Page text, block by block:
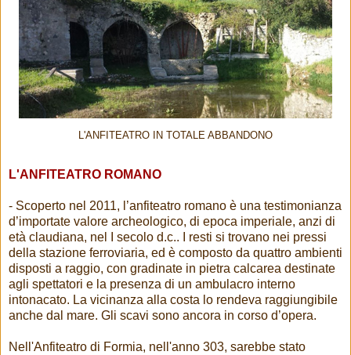
L'ANFITEATRO IN TOTALE ABBANDONO
L'ANFITEATRO ROMANO
- Scoperto nel 2011, l’anfiteatro romano è una testimonianza
d’importate valore archeologico, di epoca imperiale, anzi di
età claudiana, nel I secolo d.c.. I resti si trovano nei pressi
della stazione ferroviaria, ed è composto da quattro ambienti
disposti a raggio, con gradinate in pietra calcarea destinate
agli spettatori e la presenza di un ambulacro interno
intonacato. La vicinanza alla costa lo rendeva raggiungibile
anche dal mare. Gli scavi sono ancora in corso d’opera.
Nell'Anfiteatro di Formia, nell'anno 303, sarebbe stato